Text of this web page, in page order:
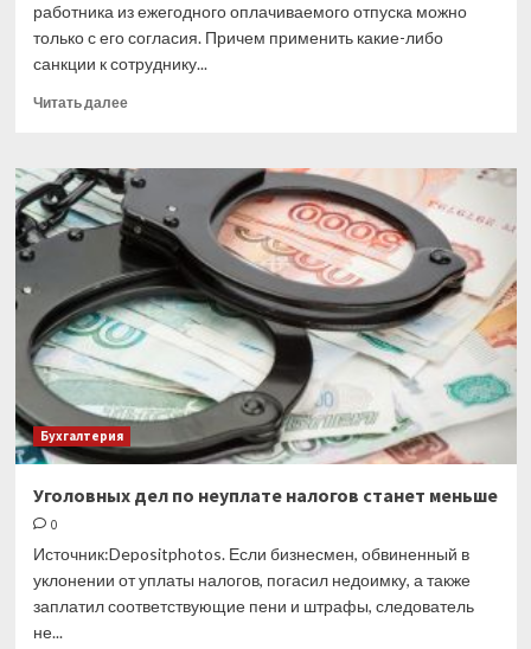
работника из ежегодного оплачиваемого отпуска можно
только с его согласия. Причем применить какие-либо
санкции к сотруднику...
Читать далееПрочитать
Нельзя
заставить
работника
досрочно
из
отпуска
Бухгалтерия
Уголовных дел по неуплате налогов станет меньше
0
Источник:Depositphotos. Если бизнесмен, обвиненный в
уклонении от уплаты налогов, погасил недоимку, а также
заплатил соответствующие пени и штрафы, следователь
не...